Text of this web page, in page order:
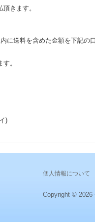
きます。
に送料を含めた金額を下記の
。
)
個人情報について
Copyright © 2026